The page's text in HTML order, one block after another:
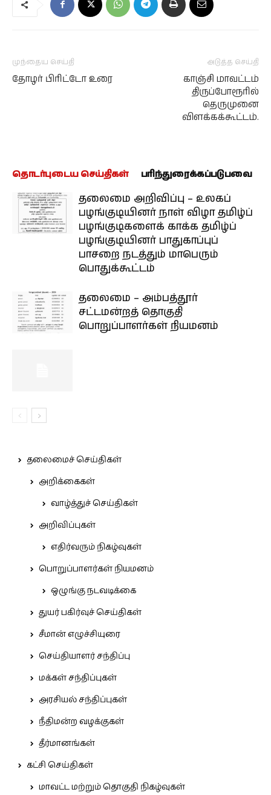
முந்தைய செய்தி
தோழர் பிரிட்டோ உரை
அடுத்த செய்தி
காஞ்சி மாவட்டம்
திருப்போரூரில்
தெருமுனை
விளக்கக்கூட்டம்.
தொடர்புடைய செய்திகள் பரிந்துரைக்கப்படுபவை
தலைமை அறிவிப்பு – உலகப்
பழங்குடியினர் நாள் விழா தமிழ்ப்
பழங்குடிகளைக் காக்க தமிழ்ப்
பழங்குடியினர் பாதுகாப்புப்
பாசறை நடத்தும் மாபெரும்
பொதுக்கூட்டம்
தலைமை – அம்பத்தூர்
சட்டமன்றத் தொகுதி
பொறுப்பாளர்கள் நியமனம்
தலைமைச் செய்திகள்
அறிக்கைகள்
வாழ்த்துச் செய்திகள்
அறிவிப்புகள்
எதிர்வரும் நிகழ்வுகள்
பொறுப்பாளர்கள் நியமனம்
ஒழுங்கு நடவடிக்கை
துயர் பகிர்வுச் செய்திகள்
சீமான் எழுச்சியுரை
செய்தியாளர் சந்திப்பு
மக்கள் சந்திப்புகள்
அரசியல் சந்திப்புகள்
நீதிமன்ற வழக்குகள்
தீர்மானங்கள்
கட்சி செய்திகள்
மாவட்ட மற்றும் தொகுதி நிகழ்வுகள்